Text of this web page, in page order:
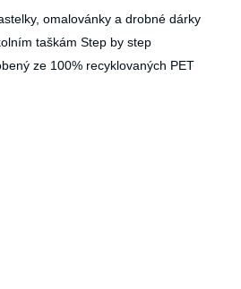
omalovánky a drobné dárky
taškám Step by step
ze 100% recyklovaných PET